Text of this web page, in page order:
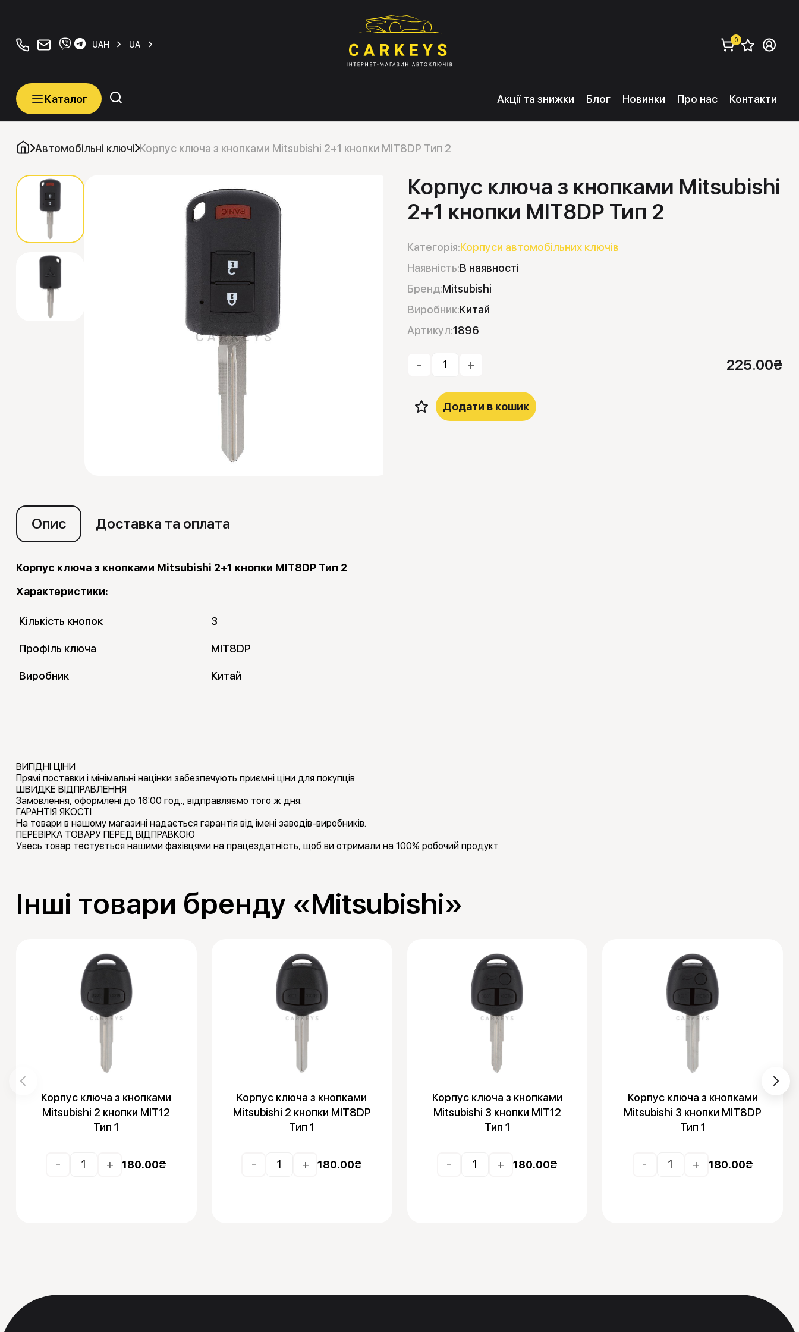
+380934077070
orders@carkeys.com.ua
UAH UA замовити (
0
Каталог
Каталог
Категорії
Автомобільні ключі
Транспордери (Чіпи)
Програматори
Емулятори
Акції та знижки Блог Новинки Про нас Контакти
Автомобільні ключі Корпус ключа з кнопками Mitsubishi 2+1 кнопки MIT8DP Тип 2
Корпус ключа з кнопками Mitsubishi
2+1 кнопки MIT8DP Тип 2
Категорія:Корпуси автомобільних ключів
Наявність:В наявності
Бренд:Mitsubishi
Виробник:Китай
Артикул:1896
- + 225.00₴
Додати в кошик
Опис Доставка та оплата
Корпус ключа з кнопками Mitsubishi 2+1 кнопки MIT8DP Тип 2
Характеристики:
Кількість кнопок 3
Профіль ключа MIT8DP
Виробник Китай
ВИГІДНІ ЦІНИ
Прямі поставки і мінімальні націнки забезпечують приємні ціни для покупців.
ШВИДКЕ ВІДПРАВЛЕННЯ
Замовлення, оформлені до 16:00 год., відправляємо того ж дня.
ГАРАНТІЯ ЯКОСТІ
На товари в нашому магазині надається гарантія від імені заводів-виробників.
ПЕРЕВІРКА ТОВАРУ ПЕРЕД ВІДПРАВКОЮ
Увесь товар тестується нашими фахівцями на працездатність, щоб ви отримали на 100% робочий продукт.
Інші товари бренду «Mitsubishi»
Корпус ключа з кнопками
Mitsubishi 2 кнопки MIT12
Тип 1
- + 180.00₴
Корпус ключа з кнопками
Mitsubishi 2 кнопки MIT8DP
Тип 1
- + 180.00₴
Корпус ключа з кнопками
Mitsubishi 3 кнопки MIT12
Тип 1
- + 180.00₴
Корпус ключа з кнопками
Mitsubishi 3 кнопки MIT8DP
Тип 1
- + 180.00₴